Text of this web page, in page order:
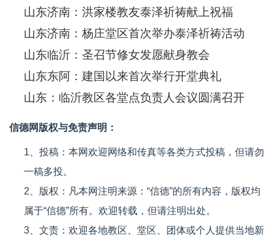
山东济南：洪家楼教友泰泽祈祷献上祝福
山东济南：杨庄堂区首次举办泰泽祈祷活动
山东临沂：圣召节修女发愿献身教会
山东东阿：建国以来首次举行开堂典礼
山东：临沂教区各堂点负责人会议圆满召开
信德网版权与免责声明：
1、投稿：本网欢迎网络和传真等各类方式投稿，但请勿
一稿多投。
2、版权：凡本网注明来源：“信德”的所有内容，版权均
属于“信德”所有。欢迎转载，但请注明出处。
3、文责：欢迎各地教区、堂区、团体或个人提供当地新